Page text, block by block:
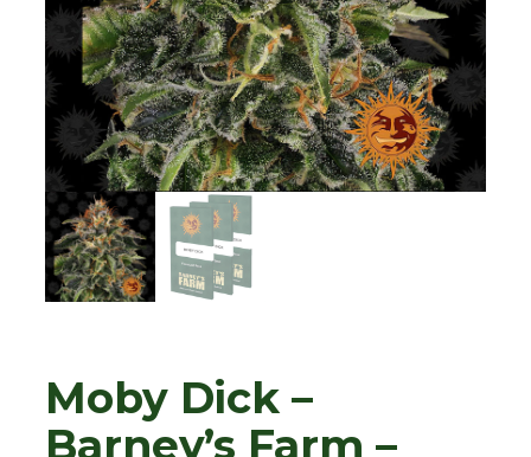
Moby Dick –
Barney’s Farm –